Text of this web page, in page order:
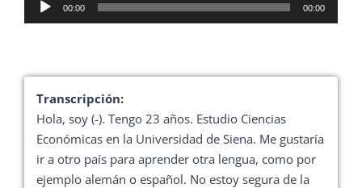
de
00:00 00:00
Transcripción:
Hola, soy (-). Tengo 23 años. Estudio Ciencias
Económicas en la Universidad de Siena. Me gustaría
ir a otro país para aprender otra lengua, como por
ejemplo alemán o español. No estoy segura de la